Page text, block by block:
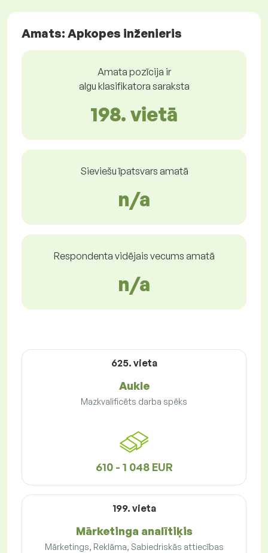
Amats: Apkopes inženieris
Amata pozīcija ir
algu klasifikatora saraksta
198. vietā
Sieviešu īpatsvars amatā
n/a
Respondenta vidējais vecums amatā
n/a
625. vieta
Aukle
Mazkvalificēts darba spēks
610 - 1 048 EUR
199. vieta
Mārketinga analītiķis
Mārketings, Reklāma, Sabiedriskās attiecības